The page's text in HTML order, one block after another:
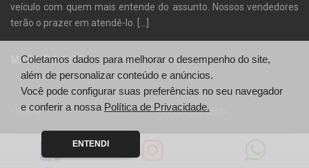
veículo com quem mais entende do assunto. Nossos vendedores
terão o prazer em atendê-lo. [...]
MAPA DO SITE
Home Financiamento
Coletamos dados para melhorar o desempenho do site,
além de personalizar conteúdo e anúncios.
Você pode configurar suas preferências no seu navegador
e conferir a nossa Política de Privacidade.
ENTENDI